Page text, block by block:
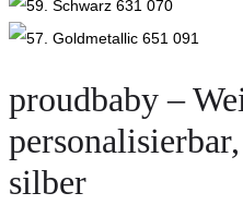
proudbaby –
silber